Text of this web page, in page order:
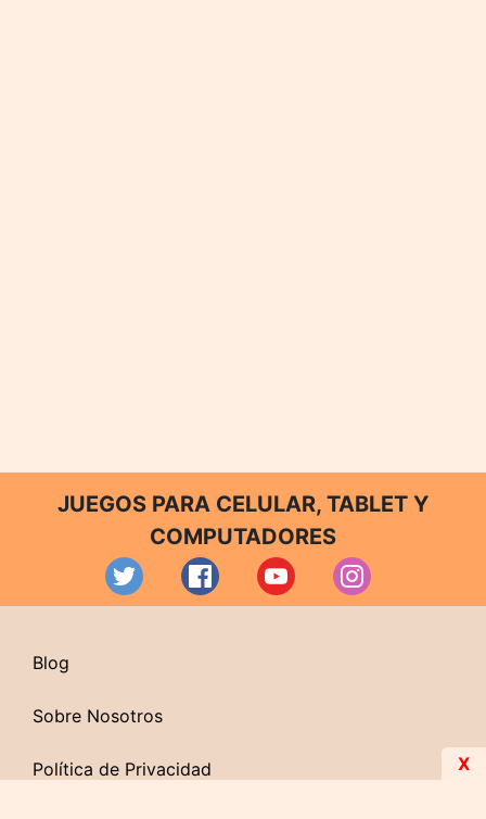
JUEGOS PARA CELULAR, TABLET Y
COMPUTADORES
Blog
Sobre Nosotros
Política de Privacidad X